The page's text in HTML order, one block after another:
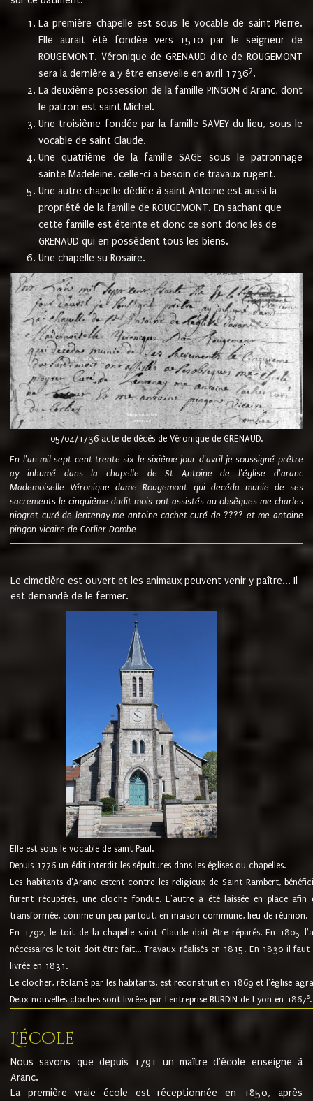
La première chapelle est sous le vocable de saint Pierre.
Elle aurait été fondée vers 1510 par le seigneur de
ROUGEMONT. Véronique de GRENAUD dite de ROUGEMONT
sera la dernière a y être ensevelie en avril 17367.
La deuxième possession de la famille PINGON d'Aranc, dont
le patron est saint Michel.
Une troisième fondée par la famille SAVEY du lieu, sous le
vocable de saint Claude.
Une quatrième de la famille SAGE sous le patronnage
sainte Madeleine. celle-ci a besoin de travaux rugent.
Une autre chapelle dédiée à saint Antoine est aussi la
propriété de la famille de ROUGEMONT. En sachant que
cette famille est éteinte et donc ce sont donc les de
GRENAUD qui en possèdent tous les biens.
Une chapelle su Rosaire.
05/04/1736 acte de décès de Véronique de GRENAUD.
En l'an mil sept cent trente six le sixième jour d'avril je soussigné prêtre
ay inhumé dans la chapelle de St Antoine de l'église d'aranc
Mademoiselle Véronique dame Rougemont qui decéda munie de ses
sacrements le cinquième dudit mois ont assistés au obsèques me charles
niogret curé de lentenay me antoine cachet curé de ???? et me antoine
pingon vicaire de Corlier Dombe
Le cimetière est ouvert et les animaux peuvent venir y paître... Il
est demandé de le fermer.
Elle est sous le vocable de saint Paul.
Depuis 1776 un édit interdit les sépultures dans les églises ou chapelles.
Les habitants d'Aranc estent contre les religieux de Saint Rambert,
furent récupérés, une cloche fondue. L'autre a été laissée en place
transformée, comme un peu partout, en maison commune, lieu de réunion.
En 1792, le toit de la chapelle saint Claude doit être réparés. En 1805
nécessaires le toit doit être fait... Travaux réalisés en 1815. En 1830 il
livrée en 1831.
Le clocher, réclamé par les habitants, est reconstruit en 1869 et l'église
Deux nouvelles cloches sont livrées par l'entreprise BURDIN de Lyon en 18678.
L'école
Nous savons que depuis 1791 un maître d'école enseigne à
Aranc.
La première vraie école est réceptionnée en 1850, après